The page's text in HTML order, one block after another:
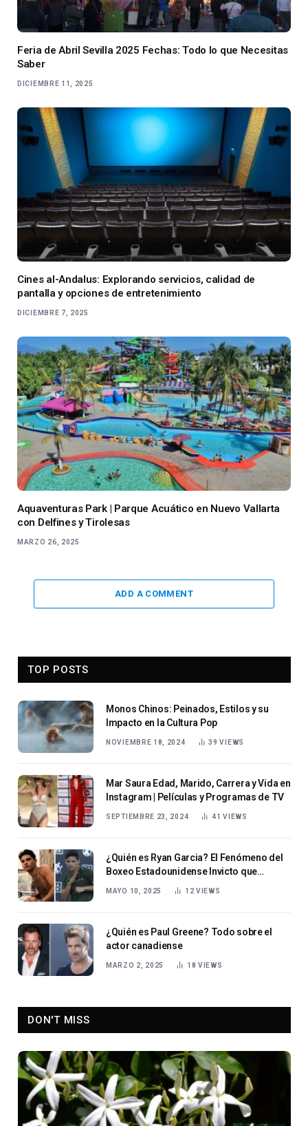
Feria de Abril Sevilla 2025 Fechas: Todo lo que Necesitas
Saber
DICIEMBRE 11, 2025
Cines al-Andalus: Explorando servicios, calidad de
pantalla y opciones de entretenimiento
DICIEMBRE 7, 2025
Aquaventuras Park | Parque Acuático en Nuevo Vallarta
con Delfines y Tirolesas
MARZO 26, 2025
ADD A COMMENT
TOP POSTS
Monos Chinos: Peinados, Estilos y su
Impacto en la Cultura Pop
NOVIEMBRE 18, 2024 39VIEWS
Mar Saura Edad, Marido, Carrera y Vida en
Instagram | Películas y Programas de TV
SEPTIEMBRE 23, 2024 41VIEWS
¿Quién es Ryan Garcia? El Fenómeno del
Boxeo Estadounidense Invicto que
Conquista las Redes y el Cuadrilátero
MAYO 10, 2025 12 VIEWS
¿Quién es Paul Greene? Todo sobre el
actor canadiense
MARZO 2, 2025 18 VIEWS
DON'T MISS